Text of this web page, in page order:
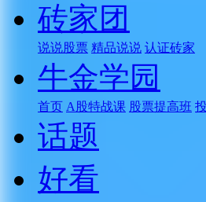
砖家团
说说股票 精品说说 认证砖家
牛金学园
首页 A股特战课 股票提高班
话题
好看